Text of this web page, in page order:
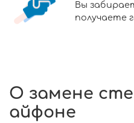
Вы
получаете
О замене
айфоне